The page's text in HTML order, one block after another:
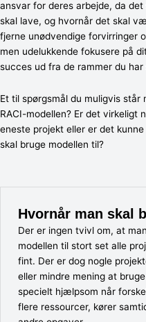
ansvar for deres arbejde, da
skal lave, og hvornår det skal
fjerne unødvendige forvirringer
men udelukkende fokusere på
succes ud fra de rammer du
Et til spørgsmål du muligvis står
RACI-modellen? Er det virkeligt
eneste projekt eller er det
skal bruge modellen til?
Hvornår man skal
Der er ingen tvivl om, at
modellen til stort set alle
fint. Der er dog nogle
eller mindre mening at
specielt hjælpsom når
flere ressourcer, kører